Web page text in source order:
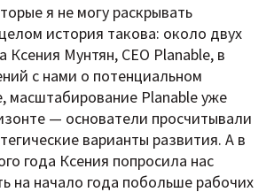
я не могу раскрывать
история такова: около двух
Ксения Мунтян, CEO Planable, в
с нами о потенциальном
масштабирование Planable уже
— основатели просчитывали
варианты развития. А в
года Ксения попросила нас
на начало года побольше рабочих